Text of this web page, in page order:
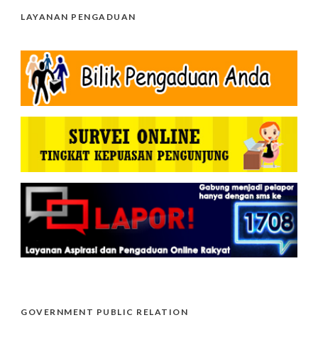
LAYANAN PENGADUAN
GOVERNMENT PUBLIC RELATION